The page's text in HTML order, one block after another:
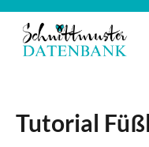
Tutorial